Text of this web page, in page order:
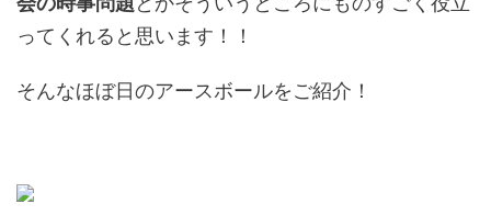
ってくれると思います！！
そんなほぼ日のアースボールをご紹介！